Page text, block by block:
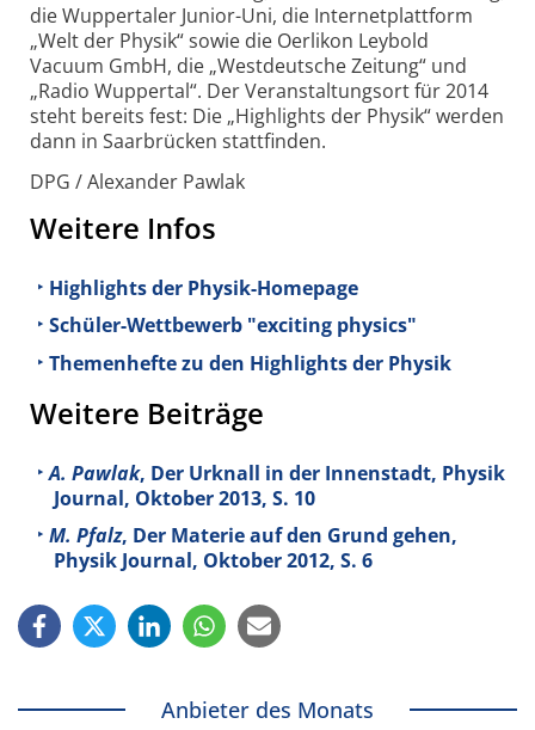
die Wuppertaler Junior-Uni, die Internetplattform
„Welt der Physik“ sowie die Oerlikon Leybold
Vacuum GmbH, die „Westdeutsche Zeitung“ und
„Radio Wuppertal“. Der Veranstaltungsort für 2014
steht bereits fest: Die „Highlights der Physik“ werden
dann in Saarbrücken stattfinden.
DPG / Alexander Pawlak
Weitere Infos
Highlights der Physik-Homepage
Schüler-Wettbewerb "exciting physics"
Themenhefte zu den Highlights der Physik
Weitere Beiträge
A. Pawlak, Der Urknall in der Innenstadt, Physik
Journal, Oktober 2013, S. 10
M. Pfalz, Der Materie auf den Grund gehen,
Physik Journal, Oktober 2012, S. 6
Anbieter des Monats